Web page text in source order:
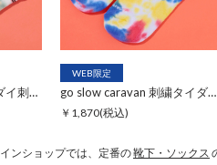
go slow caravan タイダイ刺繍クウォーターソックス
WEB限定
go slow caravan 刺繍タイダイクウォーターソックス【WEB限定】
￥1,870(税込)
ンショップでは、定番の靴下・ソックス